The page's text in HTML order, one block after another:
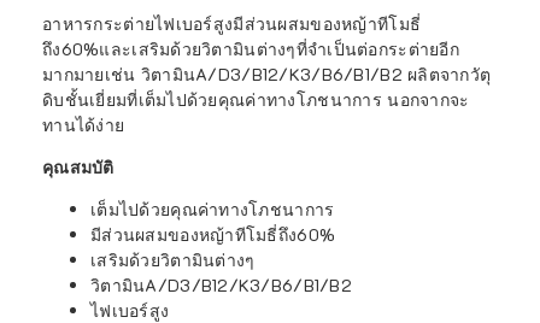
อาหารกระต่ายไฟเบอร์สูงมีส่วนผสมของหญ้าทีโมธี่
ถึง60%และเสริมด้วยวิตามินต่างๆที่จำเป็นต่อกระต่ายอีก
มากมายเช่น วิตามินA/D3/B12/K3/B6/B1/B2 ผลิตจากวัตุ
ดิบชั้นเยี่ยมที่เต็มไปด้วยคุณค่าทางโภชนาการ นอกจากจะ
ทานได้ง่าย
คุณสมบัติ
เต็มไปด้วยคุณค่าทางโภชนาการ
มีส่วนผสมของหญ้าทีโมธี่ถึง60%
เสริมด้วยวิตามินต่างๆ
วิตามินA/D3/B12/K3/B6/B1/B2
ไฟเบอร์สูง